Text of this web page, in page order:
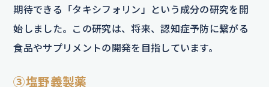
期待できる「タキシフォリン」という成分の研究を開
始しました。この研究は、将来、認知症予防に繋がる
食品やサプリメントの開発を目指しています。
③塩野義製薬